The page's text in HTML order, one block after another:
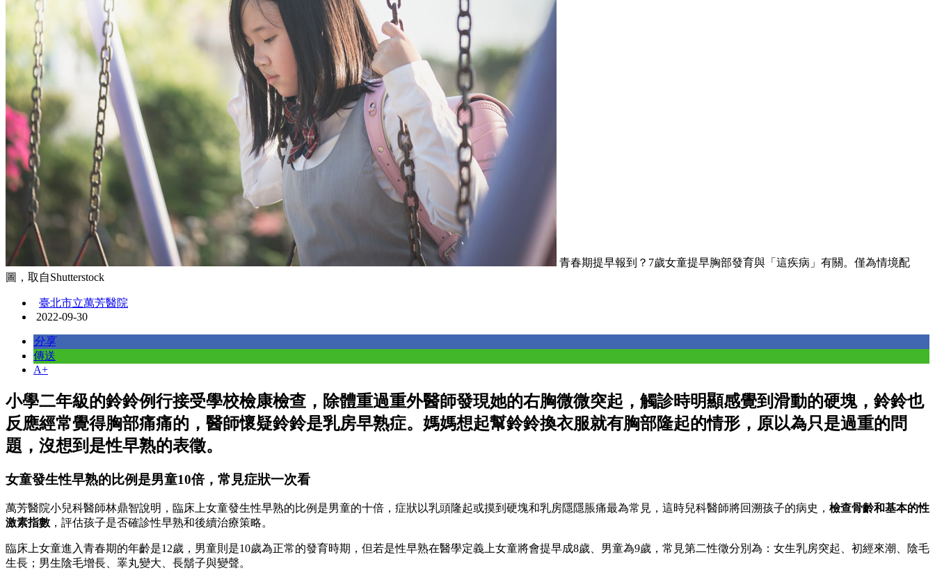
青春期提早報到？7歲女童提早胸部發育與「這疾病」有關。僅為情境配
圖，取自Shutterstock
臺北市立萬芳醫院
2022-09-30
分享
傳送
A+
小學二年級的鈴鈴例行接受學校檢康檢查，除體重過重外醫師發現她的右胸微微突起，觸診時明顯感覺到滑動的硬塊，鈴鈴也
反應經常覺得胸部痛痛的，醫師懷疑鈴鈴是乳房早熟症。媽媽想起幫鈴鈴換衣服就有胸部隆起的情形，原以為只是過重的問
題，沒想到是性早熟的表徵。
女童發生性早熟的比例是男童10倍，常見症狀一次看
萬芳醫院小兒科醫師林鼎智說明，臨床上女童發生性早熟的比例是男童的十倍，症狀以乳頭隆起或摸到硬塊和乳房隱隱脹痛最為常見，這時兒科醫師將回溯孩子的病史， 檢查骨齡和基本的性
激素指數 ，評估孩子是否確診性早熟和後續治療策略。
臨床上女童進入青春期的年齡是12歲，男童則是10歲為正常的發育時期，但若是性早熟在醫學定義上女童將會提早成8歲、男童為9歲，常見第二性徵分別為：女生乳房突起、初經來潮、陰毛
生長；男生陰毛增長、睪丸變大、長鬍子與變聲。